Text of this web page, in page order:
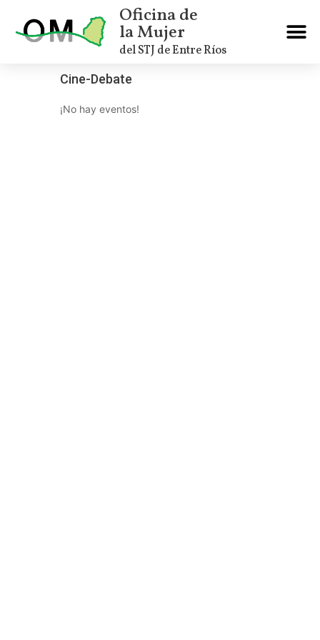
Oficina de
la Mujer
del STJ de Entre Ríos
Cine-Debate
¡No hay eventos!